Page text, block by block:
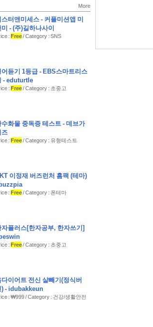
More
스터앤미세스 - 커플미션앱 미
- (주)길하나사이
: Free/ Category : SNS
어듣기 1등급 - EBS스마트리스
- eduturtle
: Free/ Category : 초중고
수화물 중독증 테스트 - 데브가
즈
: Free/ Category : 유형테스트
이정재 버즈런처 홈팩 (테마)
: Free/ Category : 폰테마
자플러스[한자공부, 한자쓰기]
: Free/ Category : 초중고
다이어트 전신 살빼기(정식버
) - idubakkeun
: ₩999 / Category : 건강/생활안전